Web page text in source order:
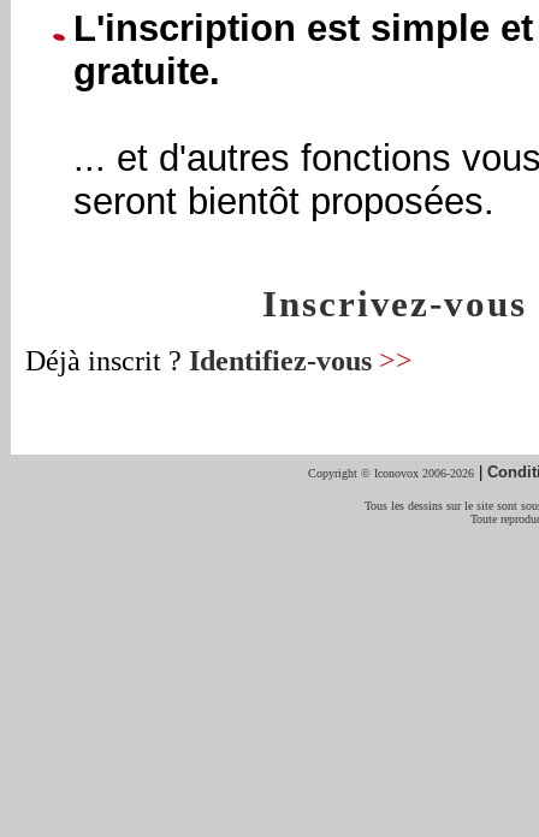
L'inscription est simple et
gratuite.
... et d'autres fonctions
seront bientôt proposées.
Inscrivez-vous
Déjà inscrit ? Identifiez-vous >>
Copyright © Iconovox 2006-2026 |
Tous les dessins sur le site sont
Toute